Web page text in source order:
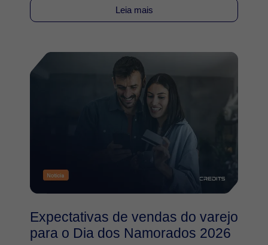
Leia mais
Expectativas de vendas do varejo
para o Dia dos Namorados 2026